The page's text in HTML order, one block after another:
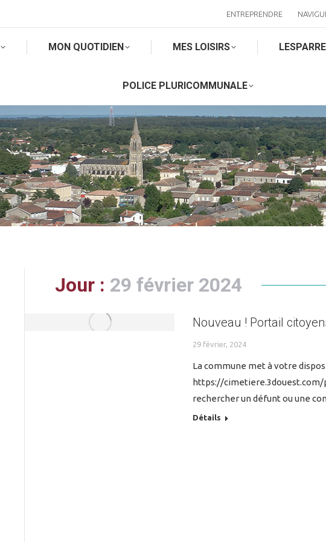
ENTREPRENDRE
MON QUOTIDIEN MES LOISIRS
POLICE PLURICOMMUNALE
Jour : 29 février 2024
Nouveau ! Portail
29 février, 2024
La commune met à votre
https://
rechercher un défunt ou une
Détails